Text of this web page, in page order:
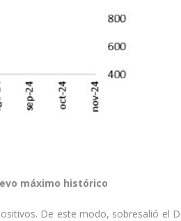
máximo histórico
De este modo, sobresalió el